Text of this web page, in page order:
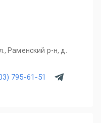
Раменский р-н, д.
795-61-51